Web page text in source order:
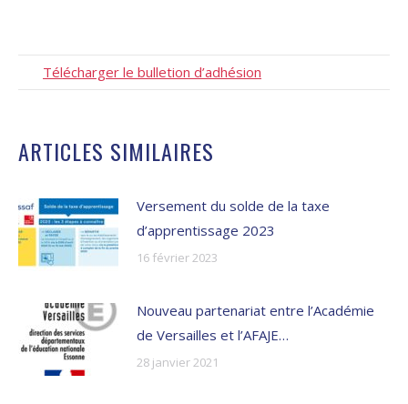
Télécharger le bulletion d’adhésion
ARTICLES SIMILAIRES
Versement du solde de la taxe
d’apprentissage 2023
16 février 2023
Nouveau partenariat entre l’Académie
de Versailles et l’AFAJE…
28 janvier 2021